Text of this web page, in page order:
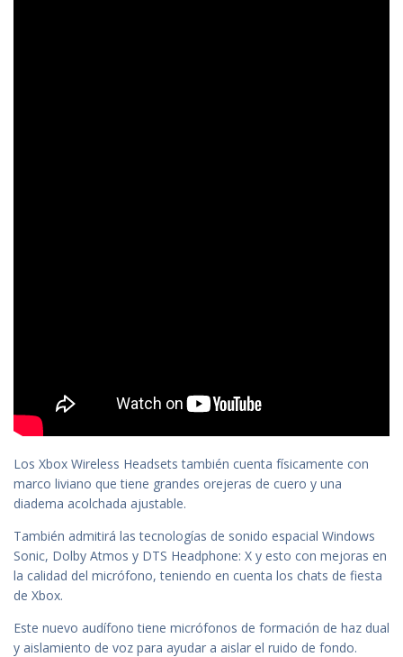
Los Xbox Wireless Headsets también cuenta físicamente con
marco liviano que tiene grandes orejeras de cuero y una
diadema acolchada ajustable.
También admitirá las tecnologías de sonido espacial Windows
Sonic, Dolby Atmos y DTS Headphone: X y esto con mejoras en
la calidad del micrófono, teniendo en cuenta los chats de fiesta
de Xbox.
Este nuevo audífono tiene micrófonos de formación de haz dual
y aislamiento de voz para ayudar a aislar el ruido de fondo.